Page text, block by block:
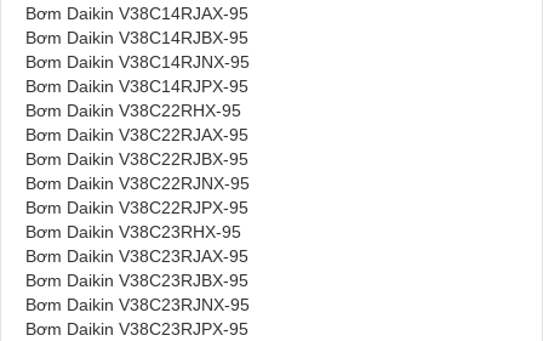
Bơm Daikin V38C14RJAX-95
Bơm Daikin V38C14RJBX-95
Bơm Daikin V38C14RJNX-95
Bơm Daikin V38C14RJPX-95
Bơm Daikin V38C22RHX-95
Bơm Daikin V38C22RJAX-95
Bơm Daikin V38C22RJBX-95
Bơm Daikin V38C22RJNX-95
Bơm Daikin V38C22RJPX-95
Bơm Daikin V38C23RHX-95
Bơm Daikin V38C23RJAX-95
Bơm Daikin V38C23RJBX-95
Bơm Daikin V38C23RJNX-95
Bơm Daikin V38C23RJPX-95